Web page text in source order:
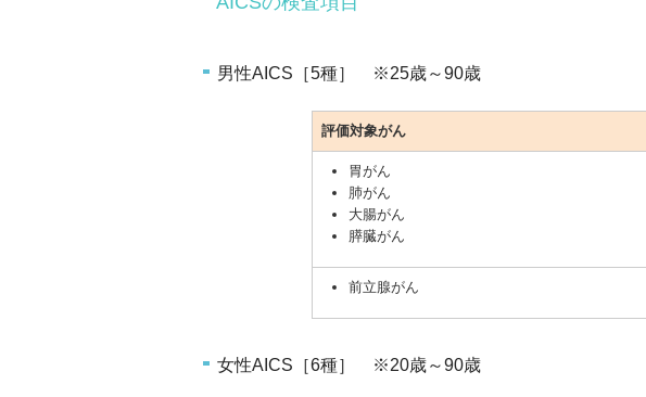
男性AICS［5種］ ※25歳～90歳
評価対象がん
胃がん
肺がん
大腸がん
膵臓がん
前立腺がん
女性AICS［6種］ ※20歳～90歳